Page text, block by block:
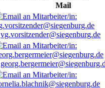
Mail
vg.vorsitzender@siegenburg.de